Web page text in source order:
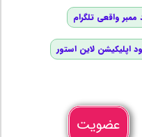
ممبر واقعی تلگرام
اپلیکیشن لاین استور
عضویت